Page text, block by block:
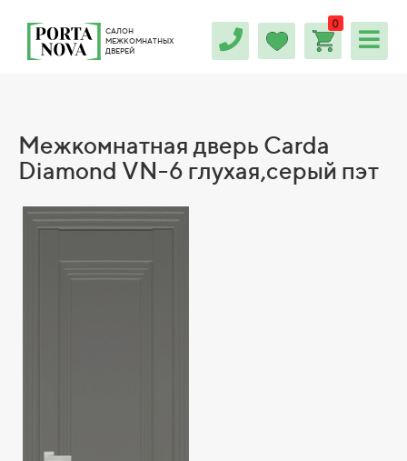
САЛОН
МЕЖКОМНАТНЫХ
ДВЕРЕЙ
0
Межкомнатная дверь Carda
Diamond VN-6 глухая,серый пэт